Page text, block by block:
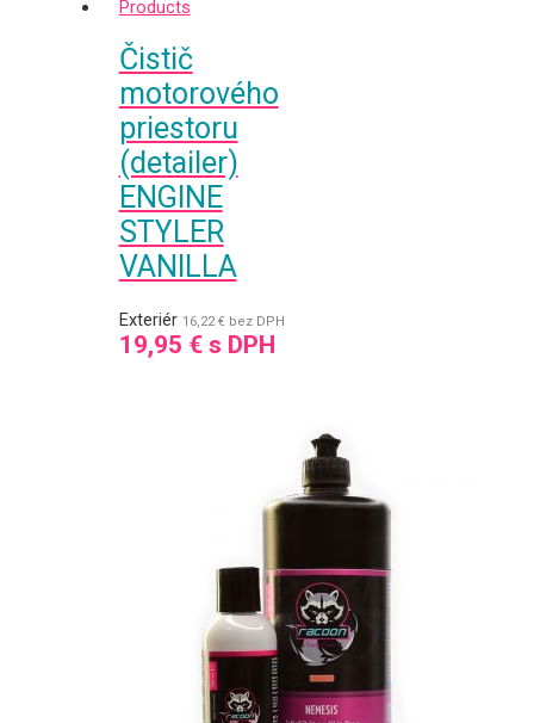
Čistič
motorového
priestoru
(detailer)
ENGINE
STYLER
VANILLA
Exteriér 16,22€ bez DPH
19,95 €s DPH